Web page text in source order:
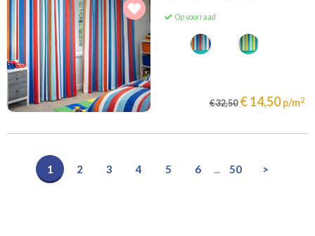
Op voorraad
€ 32,50 € 14,50 p/m2
1 2 3 4 5 6 ... 50 >